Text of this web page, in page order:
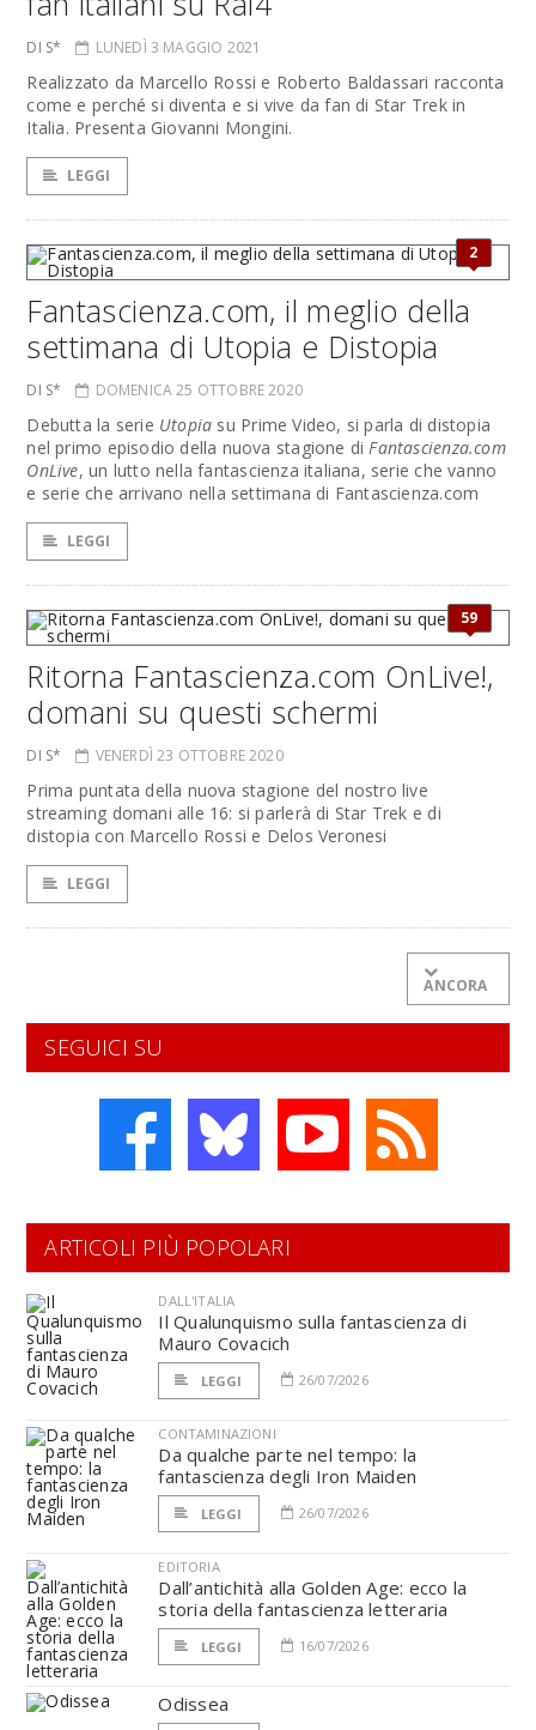
DI S* LUNEDÌ 3 MAGGIO 2021
Realizzato da Marcello Rossi e Roberto Baldassari racconta
come e perché si diventa e si vive da fan di Star Trek in
Italia. Presenta Giovanni Mongini.
LEGGI
2
Fantascienza.com, il meglio della
settimana di Utopia e Distopia
DI S* DOMENICA 25 OTTOBRE 2020
Debutta la serie Utopia su Prime Video, si parla di distopia
nel primo episodio della nuova stagione diFantascienza.com
OnLive, un lutto nella fantascienza italiana, serie che vanno
e serie che arrivano nella settimana di Fantascienza.com
LEGGI
59
Ritorna Fantascienza.com OnLive!,
domani su questi schermi
DI S* VENERDÌ 23 OTTOBRE 2020
Prima puntata della nuova stagione del nostro live
streaming domani alle 16: si parlerà di Star Trek e di
distopia con Marcello Rossi e Delos Veronesi
LEGGI
ANCORA
SEGUICI SU
ARTICOLI PIÙ POPOLARI
DALL'ITALIA
Il Qualunquismo sulla fantascienza di
Mauro Covacich
LEGGI 26/07/2026
CONTAMINAZIONI
Da qualche parte nel tempo: la
fantascienza degli Iron Maiden
LEGGI 26/07/2026
EDITORIA
Dall’antichità alla Golden Age: ecco la
storia della fantascienza letteraria
LEGGI 16/07/2026
Odissea